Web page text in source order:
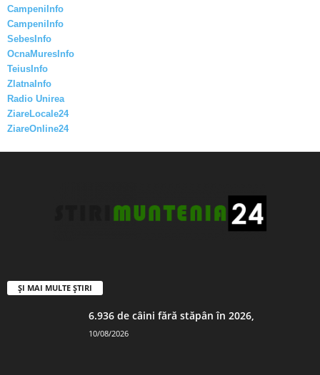
CampeniInfo
CampeniInfo
SebesInfo
OcnaMuresInfo
TeiusInfo
ZlatnaInfo
Radio Unirea
ZiareLocale24
ZiareOnline24
ȘI MAI MULTE ȘTIRI
6.936 de câini fără stăpân în 2026,
10/08/2026